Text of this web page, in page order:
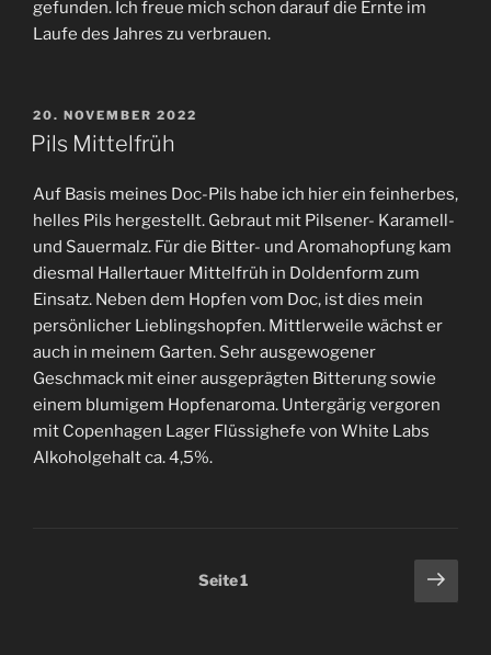
gefunden. Ich freue mich schon darauf die Ernte im
Laufe des Jahres zu verbrauen.
VERÖFFENTLICHT
AM
20. NOVEMBER 2022
Pils Mittelfrüh
Auf Basis meines Doc-Pils habe ich hier ein feinherbes,
helles Pils hergestellt. Gebraut mit Pilsener- Karamell-
und Sauermalz. Für die Bitter- und Aromahopfung kam
diesmal Hallertauer Mittelfrüh in Doldenform zum
Einsatz. Neben dem Hopfen vom Doc, ist dies mein
persönlicher Lieblingshopfen. Mittlerweile wächst er
auch in meinem Garten. Sehr ausgewogener
Geschmack mit einer ausgeprägten Bitterung sowie
einem blumigem Hopfenaroma. Untergärig vergoren
mit Copenhagen Lager Flüssighefe von White Labs
Alkoholgehalt ca. 4,5%.
Seitennummerierung
Seite1